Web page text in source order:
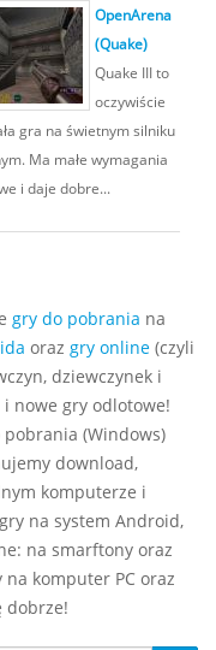
OpenArena
(Quake)
Quake III to
oczywiście
gra na świetnym silniku
Ma małe wymagania
i daje dobre...
gry do pobrania na
oraz gry online (czyli
dziewczynek i
i nowe gry odlotowe!
pobrania (Windows)
download,
komputerze i
na system Android,
na smarftony oraz
komputer PC oraz
dobrze!